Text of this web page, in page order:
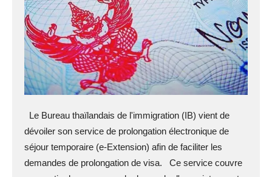
Le Bureau thaïlandais de l'immigration (IB) vient de
dévoiler son service de prolongation électronique de
séjour temporaire (e-Extension) afin de faciliter les
demandes de prolongation de visa. Ce service couvre